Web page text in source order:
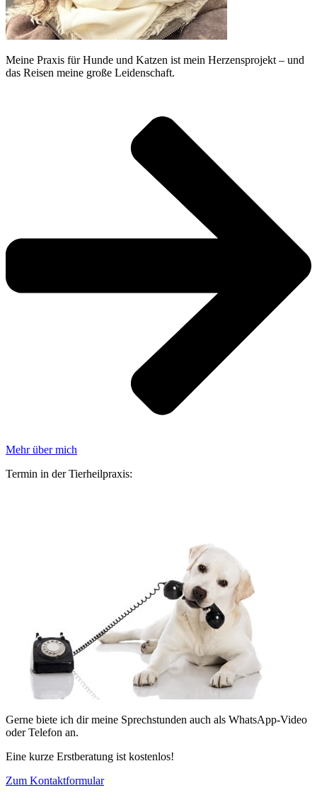
Meine Praxis für Hunde und Katzen ist mein Herzensprojekt – und
das Reisen meine große Leidenschaft.
Mehr über mich
Termin in der Tierheilpraxis:
Gerne biete ich dir meine Sprechstunden auch als WhatsApp-Video
oder Telefon an.
Eine kurze Erstberatung ist kostenlos!
Zum Kontaktformular